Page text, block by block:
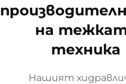
на
техника
Нашият